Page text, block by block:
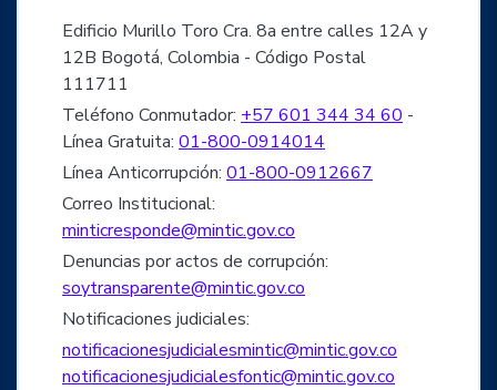
Edificio Murillo Toro Cra. 8a entre calles 12A y
12B Bogotá, Colombia - Código Postal
111711
Teléfono Conmutador: +57 601 344 34 60 -
Línea Gratuita: 01-800-0914014
Línea Anticorrupción: 01-800-0912667
Correo Institucional:
minticresponde@mintic.gov.co
Denuncias por actos de corrupción:
soytransparente@mintic.gov.co
Notificaciones judiciales:
notificacionesjudicialesmintic@mintic.gov.co
notificacionesjudicialesfontic@mintic.gov.co